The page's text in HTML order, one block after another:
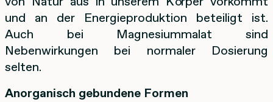
und an der Energieproduktion beteiligt ist.
Auch bei Magnesiummalat sind
Nebenwirkungen bei normaler Dosierung
selten.
Anorganisch gebundene Formen